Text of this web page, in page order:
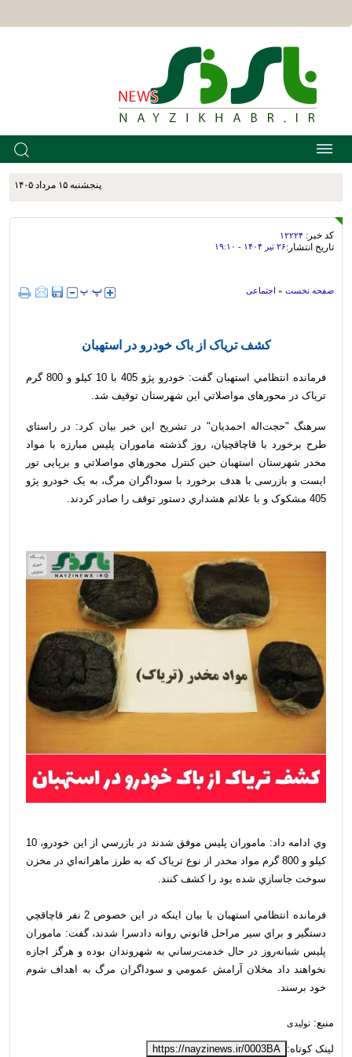
پنجشنبه ۱۵ مرداد ۱۴۰۵
کد خبر: ۱۲۲۲۴
تاریخ انتشار:۲۶ تير ۱۴۰۴ - ۱۹:۱۰
صفحه نخست » اجتماعی
کشف تریاک از باک خودرو در استهبان
فرمانده انتظامي استهبان گفت: خودرو پژو 405 با 10 کيلو و 800 گرم
ترياک در محورهای مواصلاتي این شهرستان توقیف شد.
سرهنگ "حجت‌اله احمدیان" در تشريح اين خبر بيان کرد: در راستاي
طرح برخورد با قاچاقچيان، روز گذشته ماموران پليس مبارزه با مواد
مخدر شهرستان استهبان حين کنترل محورهاي مواصلاتي و برپایی تور
ایست و بازرسی با هدف برخورد با سوداگران مرگ، به يک خودرو پژو
405 مشکوک و با علائم هشداري دستور توقف را صادر کردند.
وي ادامه داد: ماموران پليس موفق شدند در بازرسي از اين خودرو، 10
کيلو و 800 گرم مواد مخدر از نوع ترياک که به طرز ماهرانه‌اي در مخزن
سوخت جاسازي شده بود را کشف کنند.
فرمانده انتظامي استهبان با بيان اينکه در اين خصوص 2 نفر قاچاقچي
دستگير و براي سير مراحل قانوني روانه دادسرا شدند، گفت: ماموران
پليس شبانه‌روز در حال خدمت‌رساني به شهروندان بوده و هرگز اجازه
نخواهند داد مخلان آرامش عمومي و سوداگران مرگ به اهداف شوم
خود برسند.
منبع: تولیدی
لینک کوتاه: https://nayzinews.ir/0003BA